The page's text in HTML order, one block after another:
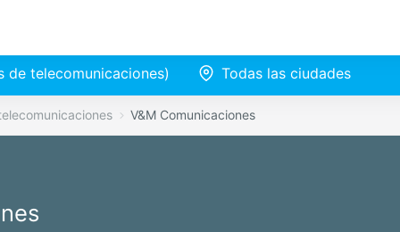
de telecomunicaciones) Todas las ciudades
V&M Comunicaciones